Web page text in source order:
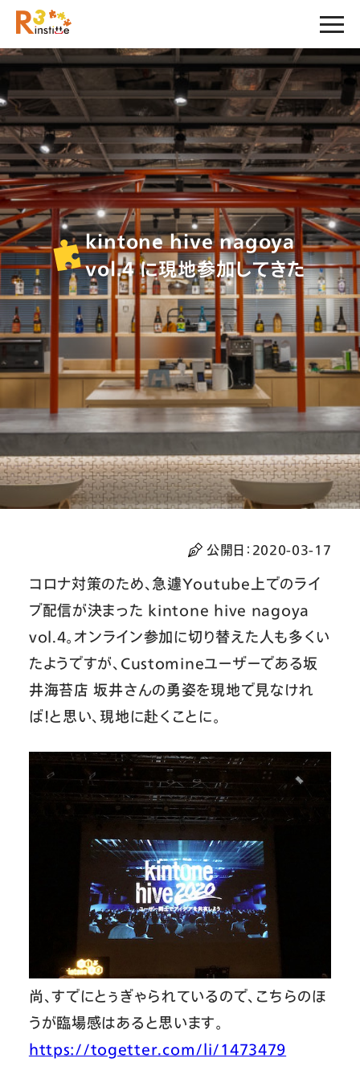
kintone hive nagoya
vol.4 に現地参加してきた
公開日： 2020-03-17
コロナ対策のため、急遽Youtube上でのライ
ブ配信が決まった kintone hive nagoya
vol.4。オンライン参加に切り替えた人も多くい
たようですが、Customineユーザーである坂
井海苔店 坂井さんの勇姿を現地で見なけれ
ば！と思い、現地に赴くことに。
尚、すでにとぅぎゃられているので、こちらのほ
うが臨場感はあると思います。
https://togetter.com/li/1473479